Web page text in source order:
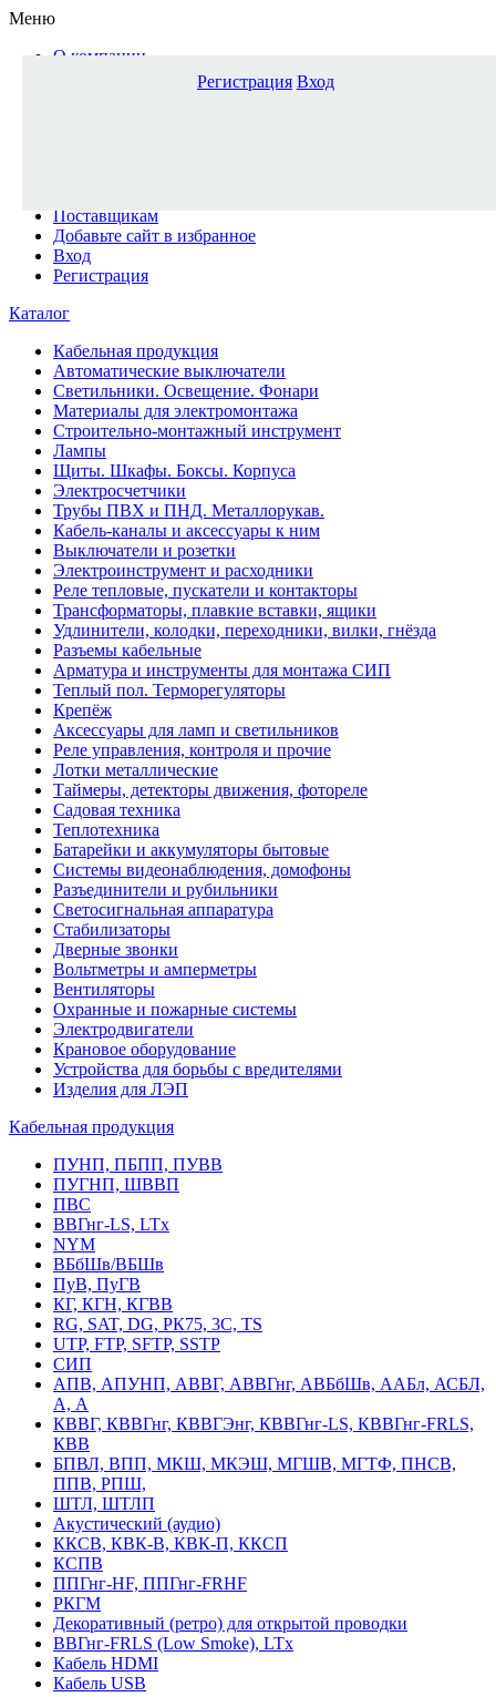
Меню
О компании
Поставщикам
Добавьте сайт в избранное
Вход
Регистрация
Каталог
Кабельная продукция
Автоматические выключатели
Светильники. Освещение. Фонари
Материалы для электромонтажа
Строительно-монтажный инструмент
Лампы
Щиты. Шкафы. Боксы. Корпуса
Электросчетчики
Трубы ПВХ и ПНД. Металлорукав.
Кабель-каналы и аксессуары к ним
Выключатели и розетки
Электроинструмент и расходники
Реле тепловые, пускатели и контакторы
Трансформаторы, плавкие вставки, ящики
Удлинители, колодки, переходники, вилки, гнёзда
Разъемы кабельные
Арматура и инструменты для монтажа СИП
Теплый пол. Терморегуляторы
Крепёж
Аксессуары для ламп и светильников
Реле управления, контроля и прочие
Лотки металлические
Таймеры, детекторы движения, фотореле
Садовая техника
Теплотехника
Батарейки и аккумуляторы бытовые
Системы видеонаблюдения, домофоны
Разъединители и рубильники
Светосигнальная аппаратура
Стабилизаторы
Дверные звонки
Вольтметры и амперметры
Вентиляторы
Охранные и пожарные системы
Электродвигатели
Крановое оборудование
Устройства для борьбы с вредителями
Изделия для ЛЭП
Кабельная продукция
ПУНП, ПБПП, ПУВВ
ПУГНП, ШВВП
ПВС
ВВГнг-LS, LTx
NYM
ВБбШв/ВБШв
ПуВ, ПуГВ
КГ, КГН, КГВВ
RG, SAT, DG, РК75, 3С, TS
UTP, FTP, SFTP, SSTP
СИП
АПВ, АПУНП, АВВГ, АВВГнг, АВБбШв, ААБл, АСБЛ,
А, А
КВВГ, КВВГнг, КВВГЭнг, КВВГнг-LS, КВВГнг-FRLS,
КВВ
БПВЛ, ВПП, МКШ, МКЭШ, МГШВ, МГТФ, ПНСВ,
ППВ, РПШ,
ШТЛ, ШТЛП
Акустический (аудио)
ККСВ, КВК-В, КВК-П, ККСП
КСПВ
ППГнг-HF, ППГнг-FRHF
РКГМ
Декоративный (ретро) для открытой проводки
ВВГнг-FRLS (Low Smoke), LTx
Кабель HDMI
Кабель USB
Регистрация Вход